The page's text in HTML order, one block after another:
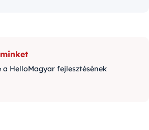
a HelloMagyar fejlesztésének